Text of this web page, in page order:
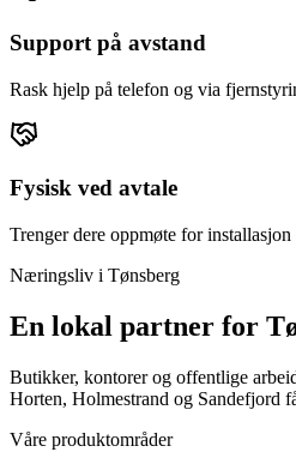
Support på avstand
Rask hjelp på telefon og via
Fysisk ved avtale
Trenger dere oppmøte for
Næringsliv i Tønsberg
En lokal partner for
Butikker, kontorer og offentlige
Horten, Holmestrand og Sandefjord
Våre produktområder